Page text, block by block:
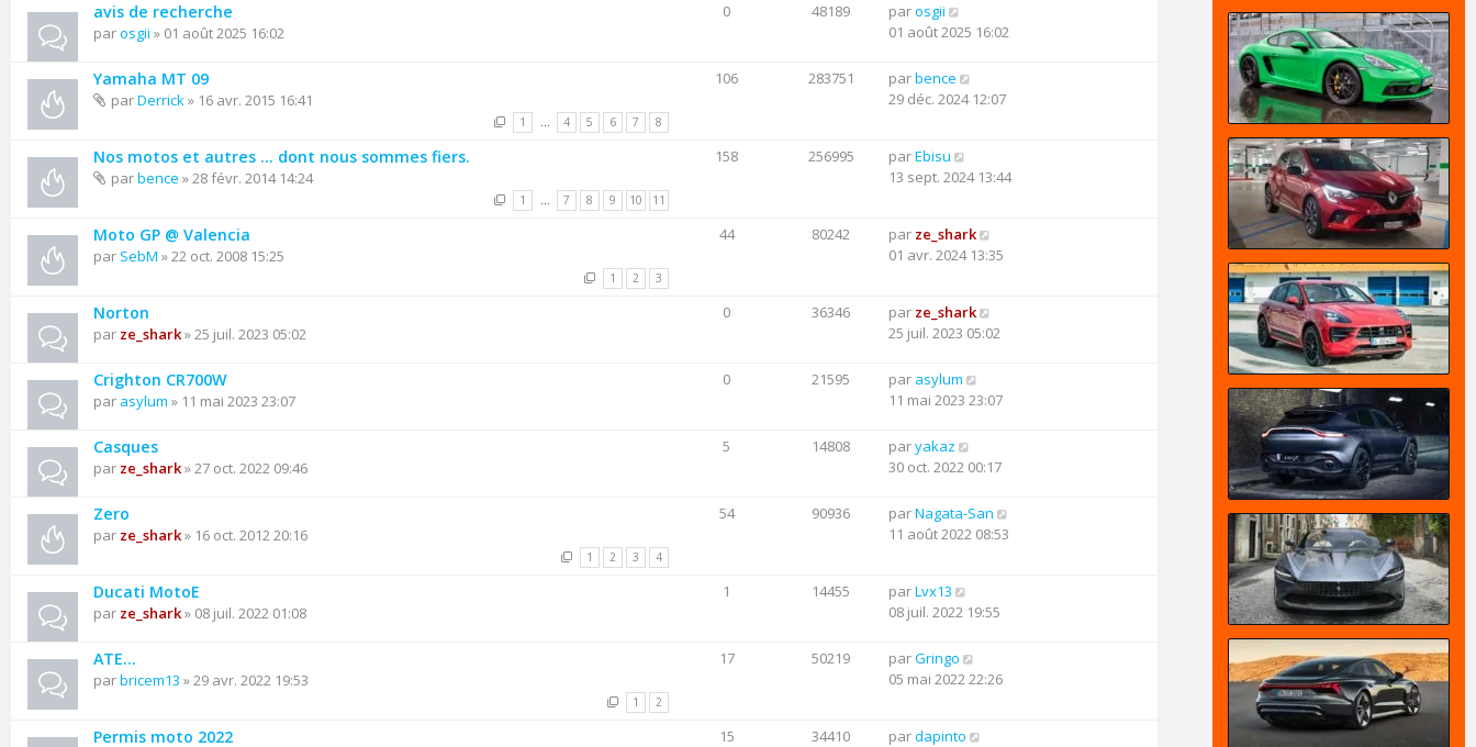
avis de recherche
parosgii » 01 août 2025 16:02
0 48189 parosgii
01 août 2025 16:02
Yamaha MT 09
parDerrick» 16 avr. 2015 16:41
1 … 4 5 6 7 8
106 283751 parbence
29 déc. 2024 12:07
Nos motos et autres ... dont nous sommes fiers.
parbence » 28 févr. 2014 14:24
1 … 7 8 9 10 11
158 256995 parEbisu
13 sept. 2024 13:44
Moto GP @ Valencia
par SebM » 22 oct. 2008 15:25
1 2 3
44 80242 par ze_shark
01 avr. 2024 13:35
Norton
par ze_shark» 25 juil. 2023 05:02
0 36346 par ze_shark
25 juil. 2023 05:02
Crighton CR700W
par asylum » 11 mai 2023 23:07
0 21595 par asylum
11 mai 2023 23:07
Casques
par ze_shark» 27 oct. 2022 09:46
5 14808 paryakaz
30 oct. 2022 00:17
Zero
par ze_shark» 16 oct. 2012 20:16
1 2 3 4
54 90936 parNagata-San
11 août 2022 08:53
Ducati MotoE
par ze_shark» 08 juil. 2022 01:08
1 14455 parLvx13
08 juil. 2022 19:55
ATE...
parbricem13 » 29 avr. 2022 19:53
1 2
17 50219 parGringo
05 mai 2022 22:26
Permis moto 2022 15 34410 pardapinto